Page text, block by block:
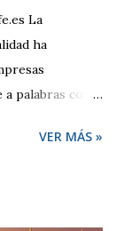
La
ha
a palabras como
una empresa
VER MÁS »